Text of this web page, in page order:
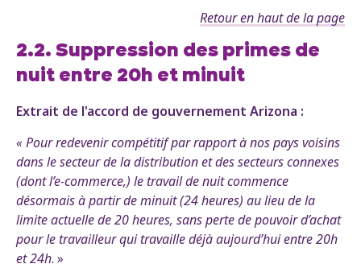
Retour en haut de la page
2.2. Suppression des primes de
nuit entre 20h et minuit
Extrait de l'accord de gouvernement Arizona :
« Pour redevenir compétitif par rapport à nos pays voisins
dans le secteur de la distribution et des secteurs connexes
(dont l’e-commerce,) le travail de nuit commence
désormais à partir de minuit (24 heures) au lieu de la
limite actuelle de 20 heures, sans perte de pouvoir d’achat
pour le travailleur qui travaille déjà aujourd’hui entre 20h
et 24h. »